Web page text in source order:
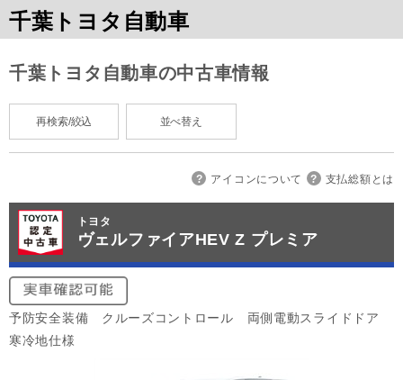
千葉トヨタ自動車
千葉トヨタ自動車の中古車情報
再検索/絞込 並べ替え
アイコンについて 支払総額とは
トヨタ
ヴェルファイアHEV Z プレミア
予防安全装備 クルーズコントロール 両側電動スライドドア
寒冷地仕様